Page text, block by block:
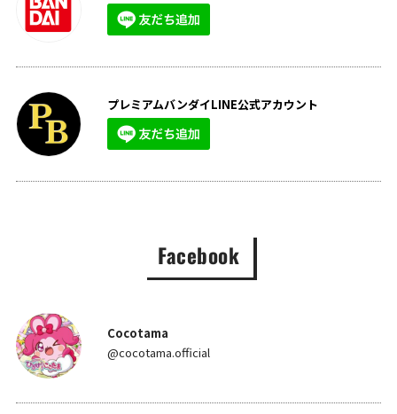
プレミアムバンダイLINE公式アカウント
Facebook
Cocotama
@cocotama.official